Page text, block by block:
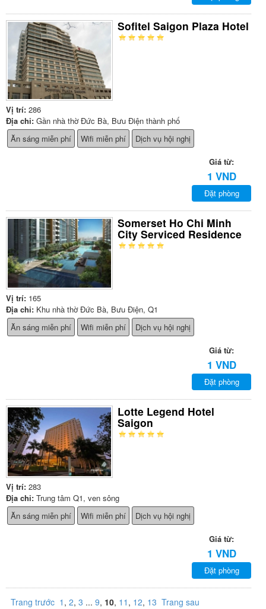
Sofitel Saigon Plaza Hotel
Vị trí: 286
Địa chỉ: Gần nhà thờ Đức Bà, Bưu Điện thành phố
Ăn sáng miễn phí
Wifi miễn phí Dịch vụ hội nghị
Giá từ:
1 VND
Đặt phòng
Somerset Ho Chi Minh
City Serviced Residence
Vị trí: 165
Địa chỉ: Khu nhà thờ Đức Bà, Bưu Điện, Q1
Ăn sáng miễn phí
Wifi miễn phí Dịch vụ hội nghị
Giá từ:
1 VND
Đặt phòng
Lotte Legend Hotel
Saigon
Vị trí: 283
Địa chỉ: Trung tâm Q1, ven sông
Ăn sáng miễn phí
Wifi miễn phí Dịch vụ hội nghị
Giá từ:
1 VND
Đặt phòng
Trang trước 1 , 2, 3 ... 9, 10, 11 , 12, 13 Trang sau